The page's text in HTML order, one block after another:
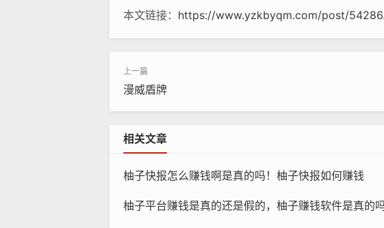
本文链接： https://www.yzkbyqm.com/post/
漫威盾牌
相关文章
柚子快报怎么赚钱啊是真的吗！柚子快报如何赚钱
柚子平台赚钱是真的还是假的，柚子赚钱软件是真的吗还是假的